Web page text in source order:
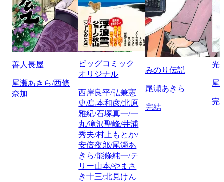
善人長屋
尾瀬あきら/西條
奈加
ビッグコミック
オリジナル
西岸良平/弘兼憲
史/島本和彦/北原
雅紀/石塚真一/一
丸/滝沢聖峰/井浦
秀夫/村上もとか/
安倍夜郎/尾瀬あ
きら/能條純一/テ
リー山本/やまさ
き十三/北見けん
みのり伝説
尾瀬あきら
完結
光
尾
完